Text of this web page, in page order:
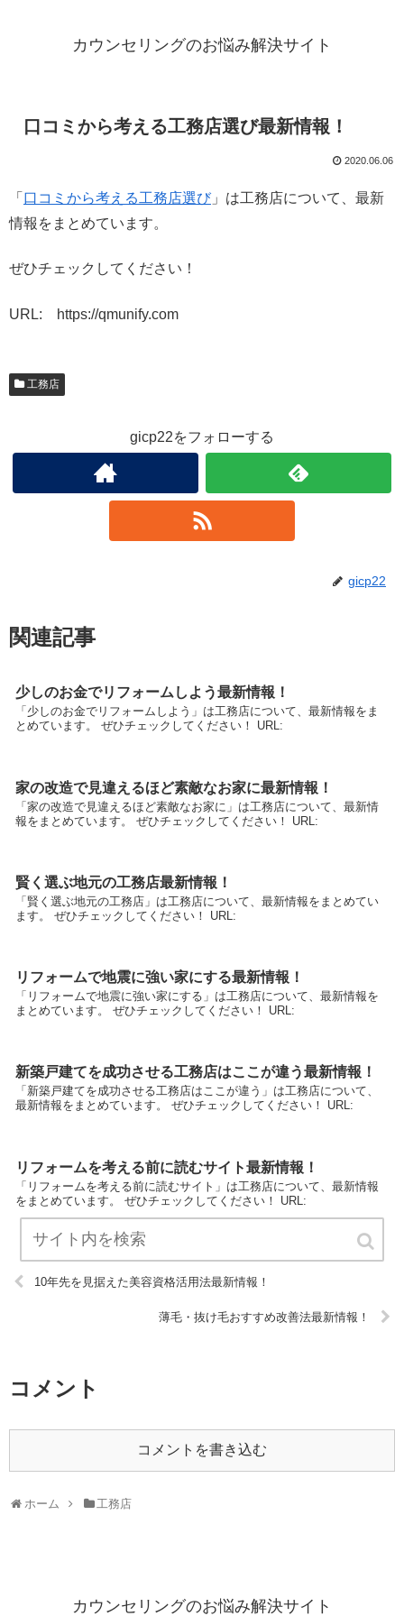
カウンセリングのお悩み解決サイト
口コミから考える工務店選び最新情報！
2020.06.06
「 口コミから考える工務店選び」は工務店について、最新
情報をまとめています。
ぜひチェックしてください！
URL: https://qmunify.com
工務店
gicp22をフォローする
gicp22
関連記事
少しのお金でリフォームしよう最新情報！
「少しのお金でリフォームしよう」は工務店について、最新情報をま
とめています。 ぜひチェックしてください！ URL:
家の改造で見違えるほど素敵なお家に最新情報！
「家の改造で見違えるほど素敵なお家に」は工務店について、最新情
報をまとめています。 ぜひチェックしてください！ URL:
賢く選ぶ地元の工務店最新情報！
「賢く選ぶ地元の工務店」は工務店について、最新情報をまとめてい
ます。 ぜひチェックしてください！ URL:
リフォームで地震に強い家にする最新情報！
「リフォームで地震に強い家にする」は工務店について、最新情報を
まとめています。 ぜひチェックしてください！ URL:
新築戸建てを成功させる工務店はここが違う最新情報！
「新築戸建てを成功させる工務店はここが違う」は工務店について、
最新情報をまとめています。 ぜひチェックしてください！ URL:
リフォームを考える前に読むサイト最新情報！
「リフォームを考える前に読むサイト」は工務店について、最新情報
をまとめています。 ぜひチェックしてください！ URL:
10年先を見据えた美容資格活用法最新情報！
薄毛・抜け毛おすすめ改善法最新情報！
コメント
コメントを書き込む
ホーム 工務店
カウンセリングのお悩み解決サイト